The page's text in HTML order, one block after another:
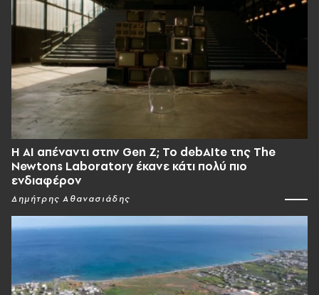
Η AI απέναντι στην Gen Z; Το debAIte της The
Newtons Laboratory έκανε κάτι πολύ πιο
ενδιαφέρον
Δημήτρης Αθανασιάδης